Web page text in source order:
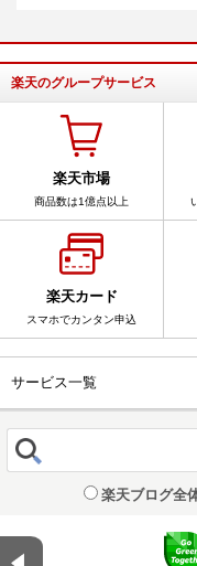
楽天のグループサービス
楽天市場
商品数は1億点以上
楽天カード
スマホでカンタン申込
サービス一覧
楽天ブログ全